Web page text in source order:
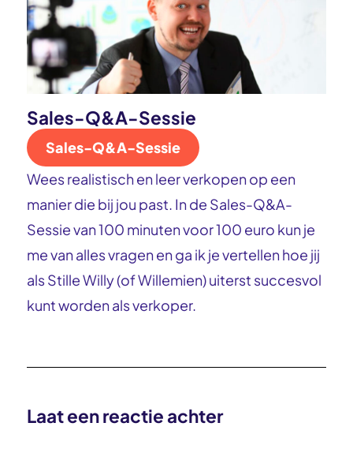
Sales-Q&A-Sessie
Sales-Q&A-Sessie
Wees realistisch en leer verkopen op een
manier die bij jou past. In de Sales-Q&A-
Sessie van 100 minuten voor 100 euro kun je
me van alles vragen en ga ik je vertellen hoe jij
als Stille Willy (of Willemien) uiterst succesvol
kunt worden als verkoper.
Laat een reactie achter